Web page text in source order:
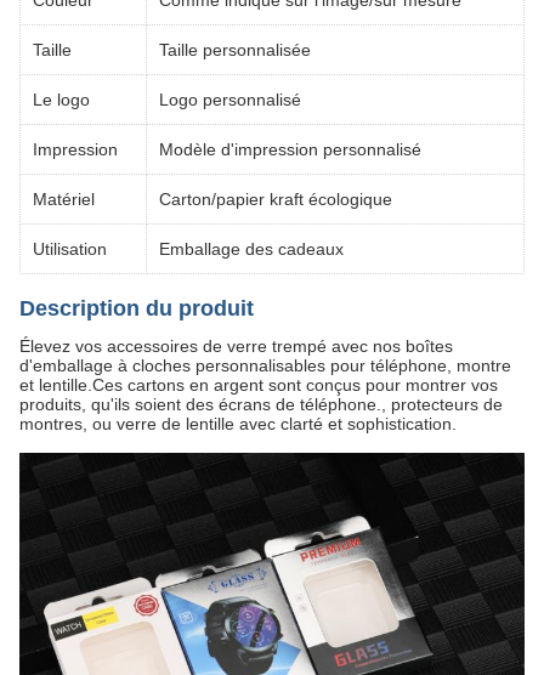
Taille Taille personnalisée
Le logo Logo personnalisé
Impression Modèle d'impression personnalisé
Matériel Carton/papier kraft écologique
Utilisation Emballage des cadeaux
Description du produit
Élevez vos accessoires de verre trempé avec nos boîtes
d'emballage à cloches personnalisables pour téléphone, montre
et lentille.Ces cartons en argent sont conçus pour montrer vos
produits, qu'ils soient des écrans de téléphone., protecteurs de
montres, ou verre de lentille avec clarté et sophistication.